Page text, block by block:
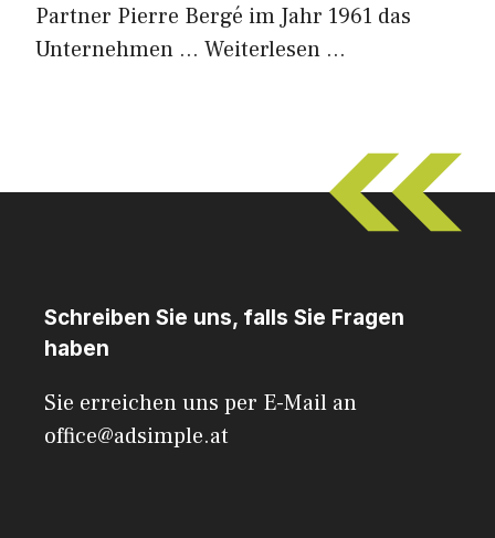
Partner Pierre Bergé im Jahr 1961 das
Unternehmen … Weiterlesen …
Schreiben Sie uns, falls Sie Fragen
haben
Sie erreichen uns per E-Mail an
office@adsimple.at